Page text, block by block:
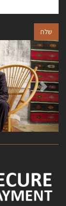
שלח
הבא